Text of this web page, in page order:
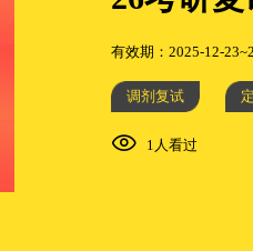
有效期：2025-12-
调剂复试
1人看过